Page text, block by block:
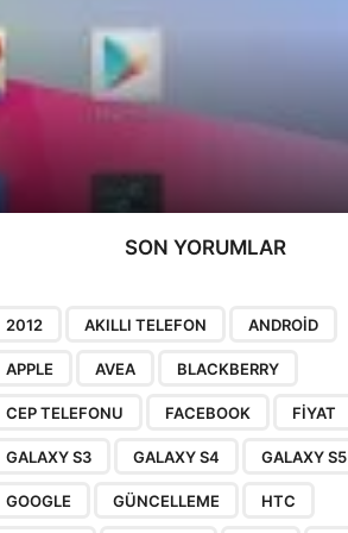
SON YORUMLAR
2012 AKILLI TELEFON ANDROID
APPLE AVEA BLACKBERRY
CEP TELEFONU FACEBOOK FIYAT
GALAXY S3 GALAXY S4 GALAXY S5
GOOGLE GÜNCELLEME HTC